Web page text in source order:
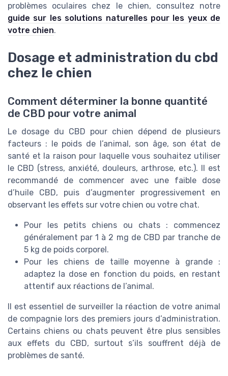
problèmes oculaires chez le chien, consultez notre
guide sur les solutions naturelles pour les yeux de
votre chien.
Dosage et administration du cbd
chez le chien
Comment déterminer la bonne quantité
de CBD pour votre animal
Le dosage du CBD pour chien dépend de plusieurs
facteurs : le poids de l’animal, son âge, son état de
santé et la raison pour laquelle vous souhaitez utiliser
le CBD (stress, anxiété, douleurs, arthrose, etc.). Il est
recommandé de commencer avec une faible dose
d’huile CBD, puis d’augmenter progressivement en
observant les effets sur votre chien ou votre chat.
Pour les petits chiens ou chats : commencez
généralement par 1 à 2 mg de CBD par tranche de
5 kg de poids corporel.
Pour les chiens de taille moyenne à grande :
adaptez la dose en fonction du poids, en restant
attentif aux réactions de l’animal.
Il est essentiel de surveiller la réaction de votre animal
de compagnie lors des premiers jours d’administration.
Certains chiens ou chats peuvent être plus sensibles
aux effets du CBD, surtout s’ils souffrent déjà de
problèmes de santé.